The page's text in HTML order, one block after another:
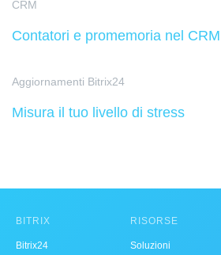
CRM
Contatori e promemoria nel CRM
Aggiornamenti Bitrix24
Misura il tuo livello di stress
BITRIX
Bitrix24
RISORSE
Soluzioni